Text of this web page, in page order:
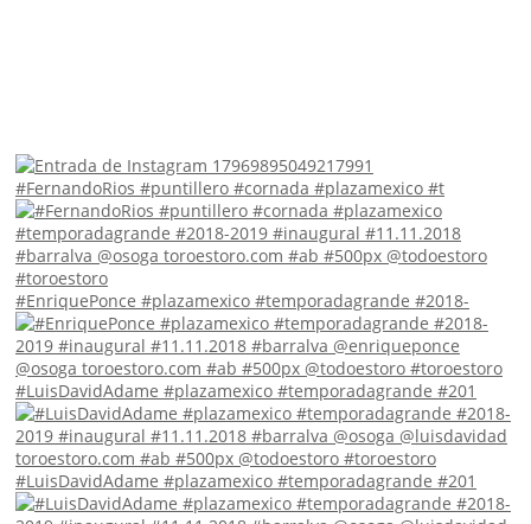
#FernandoRios #puntillero #cornada #plazamexico #t
#EnriquePonce #plazamexico #temporadagrande #2018-
#LuisDavidAdame #plazamexico #temporadagrande #201
#LuisDavidAdame #plazamexico #temporadagrande #201